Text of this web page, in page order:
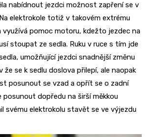
nabídnout jezdci možnost zapření se v
elektrokole totiž v takovém extrému
využívá pomoc motoru, kdežto jezdec na
stoupat ze sedla. Ruku v ruce s tím jde
umožňující jezdci snadnější změnu
že se k sedlu doslova přilepí, ale naopak
posunout se vzad a opřít se o zadní
posunout dopředu na širší měkkou
svému elektrokolu stavět se ve výjezdu